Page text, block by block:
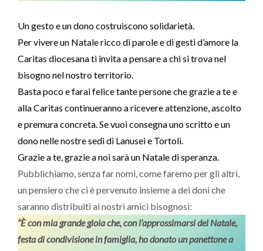
Un gesto e un dono costruiscono solidarietà.
Per vivere un Natale ricco di parole e di gesti d’amore la
Caritas diocesana ti invita a pensare a chi si trova nel
bisogno nel nostro territorio.
Basta poco e farai felice tante persone che grazie a te e
alla Caritas continueranno a ricevere attenzione, ascolto
e premura concreta. Se vuoi consegna uno scritto e un
dono nelle nostre sedi di Lanusei e Tortolì.
Grazie a te, grazie a noi sarà un Natale di speranza.
Pubblichiamo, senza far nomi, come faremo per gli altri,
un pensiero che ci è pervenuto insieme a dei doni che
saranno distribuiti ai nostri amici bisognosi:
“È con mia grande gioia che, con l’approssimarsi del Natale,
festa di condivisione in famiglia, ho donato un panettone a